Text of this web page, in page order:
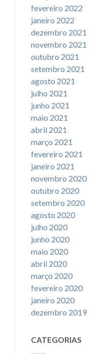
fevereiro 2022
janeiro 2022
dezembro 2021
novembro 2021
outubro 2021
setembro 2021
agosto 2021
julho 2021
junho 2021
maio 2021
abril 2021
março 2021
fevereiro 2021
janeiro 2021
novembro 2020
outubro 2020
setembro 2020
agosto 2020
julho 2020
junho 2020
maio 2020
abril 2020
março 2020
fevereiro 2020
janeiro 2020
dezembro 2019
CATEGORIAS